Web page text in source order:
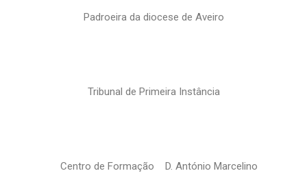
Padroeira da diocese de Aveiro
Tribunal de Primeira Instância
Centro de Formação D. António Marcelino